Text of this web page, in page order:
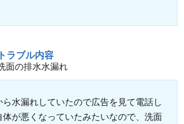
トラブル内容
面の排水水漏れ
水漏れしていたので広告を見て電話し
体が悪くなっていたみたいなので、洗面